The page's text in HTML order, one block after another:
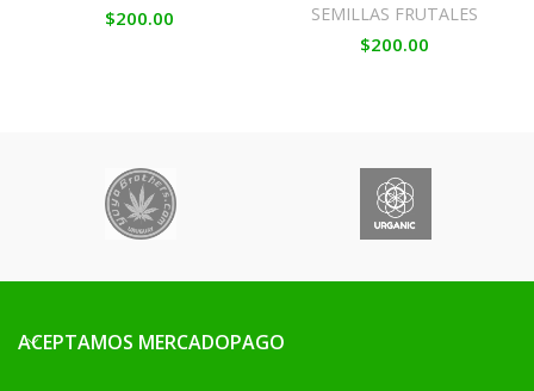
$200.00
SEMILLAS FRUTALES
$200.00
ACEPTAMOS MERCADOPAGO